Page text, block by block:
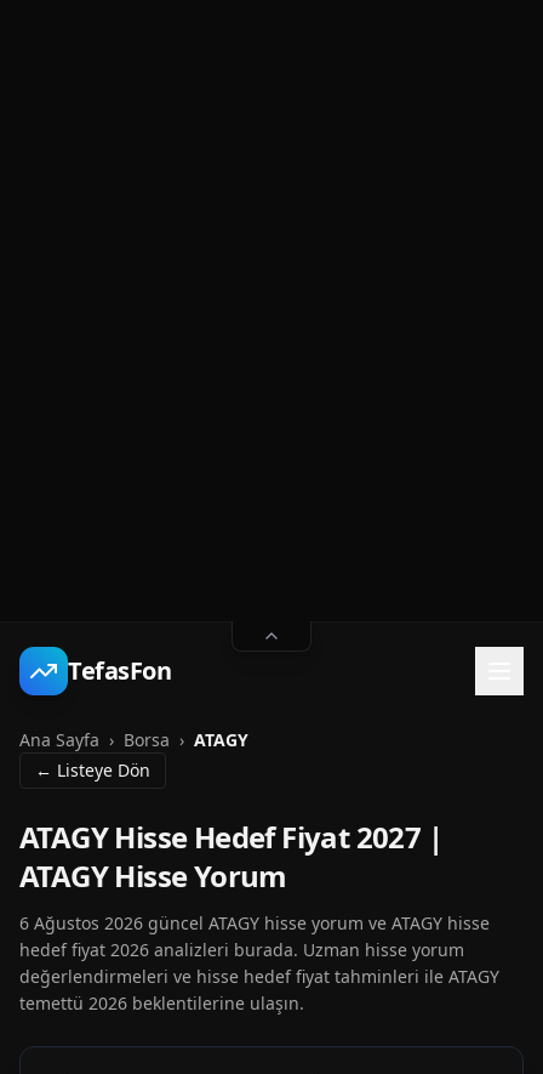
TefasFon
Ana Sayfa › Borsa › ATAGY
← Listeye Dön
ATAGY Hisse Hedef Fiyat 2027 |
ATAGY Hisse Yorum
6 Ağustos 2026 güncel ATAGY hisse yorum ve ATAGY hisse
hedef fiyat 2026 analizleri burada. Uzman hisse yorum
değerlendirmeleri ve hisse hedef fiyat tahminleri ile ATAGY
temettü 2026 beklentilerine ulaşın.